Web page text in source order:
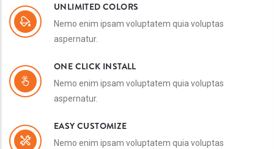
UNLIMITED COLORS
Nemo enim ipsam voluptatem quia voluptas
aspernatur.
ONE CLICK INSTALL
Nemo enim ipsam voluptatem quia voluptas
aspernatur.
EASY CUSTOMIZE
Nemo enim ipsam voluptatem quia voluptas